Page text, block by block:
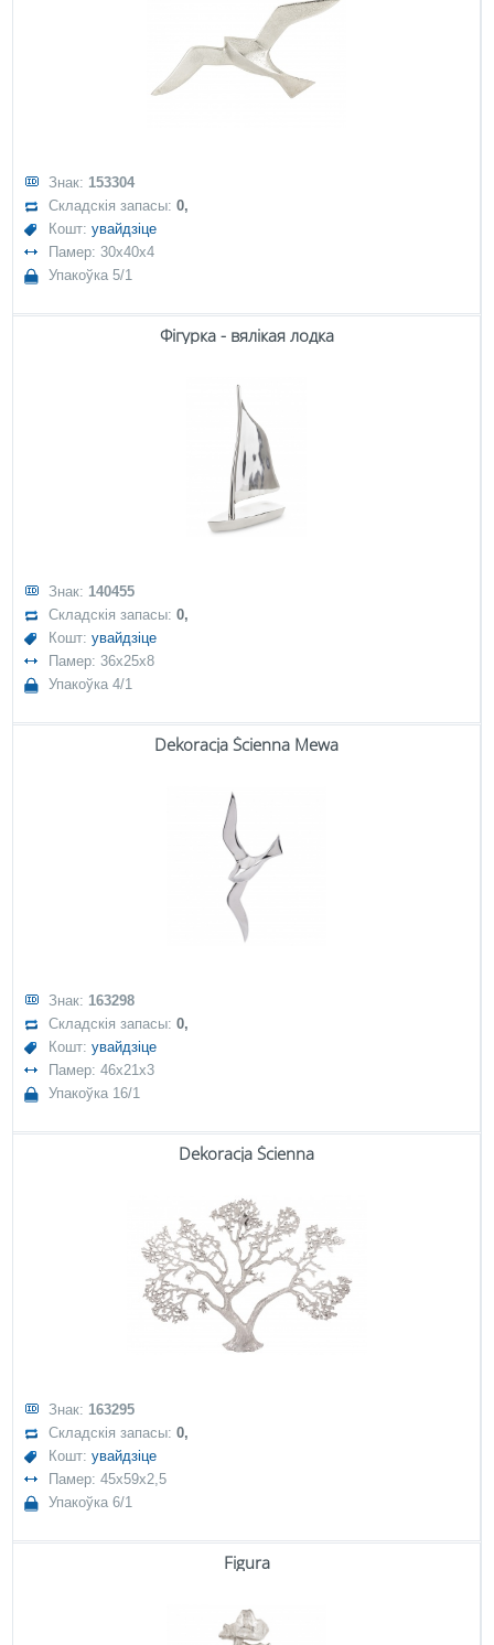
Знак: 153304
Складскія запасы:0,
Кошт:увайдзіце
Памер: 30x40x4
Упакоўка 5/1
Фігурка - вялікая лодка
Знак: 140455
Складскія запасы:0,
Кошт:увайдзіце
Памер: 36x25x8
Упакоўка 4/1
Dekoracja Ścienna Mewa
Знак: 163298
Складскія запасы:0,
Кошт:увайдзіце
Памер: 46x21x3
Упакоўка 16/1
Dekoracja Ścienna
Знак: 163295
Складскія запасы:0,
Кошт:увайдзіце
Памер: 45x59x2,5
Упакоўка 6/1
Figura